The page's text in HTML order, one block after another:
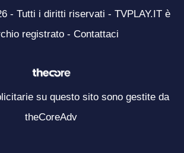
- Tutti i diritti riservati - TVPLAY.IT è
registrato - Contattaci
su questo sito sono gestite da
theCoreAdv